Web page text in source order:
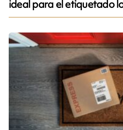
ideal para el etiquetado